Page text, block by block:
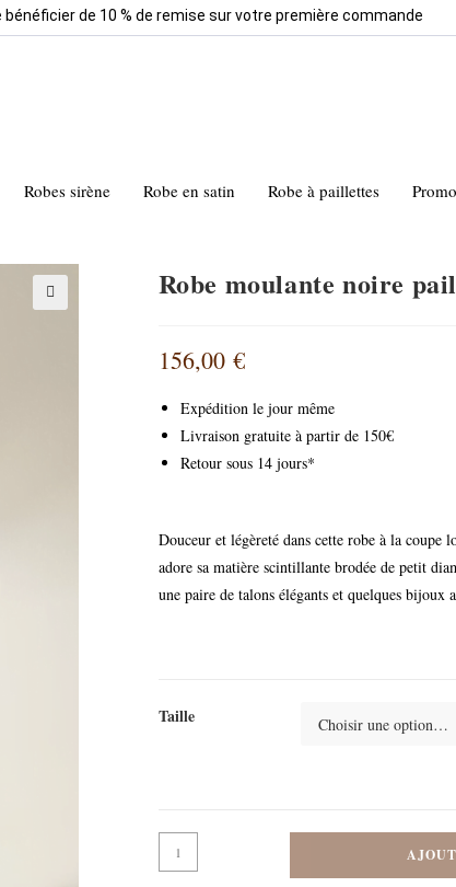
bénéficier de 10 % de remise sur votre première commande
Robes sirène Robe en satin Robe à paillettes
Robe moulante noire
156,00 €
Expédition le jour même
Livraison gratuite à partir de 150€
Retour sous 14 jours*
Douceur et légèreté dans cette robe à la coupe
adore sa matière scintillante brodée de petit
une paire de talons élégants et quelques bijoux
Taille